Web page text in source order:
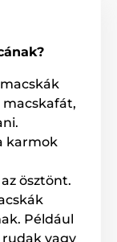
karmok
ösztönt.
Például
vagy